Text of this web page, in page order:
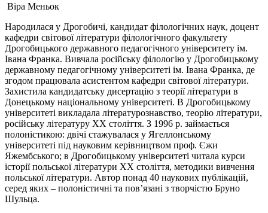
Віра Меньок
Народилася у Дрогобичі, кандидат філологічних наук, доцент
кафедри світової літератури філологічного факультету
Дрогобицького державного педагогічного університету ім.
Івана Франка. Вивчала російську філологію у Дрогобицькому
державному педагогічному університеті ім. Івана Франка, де
згодом працювала асистентом кафедри світової літератури.
Захистила кандидатську дисертацію з теорії літератури в
Донецькому національному університеті. В Дрогобицькому
університеті викладала літературознавство, теорію літератури,
російську літературу ХХ століття. З 1996 р. займається
полоністикою: двічі стажувалася у Ягеллонському
університеті під науковим керівництвом проф. Єжи
Яжембського; в Дрогобицькому університеті читала курси
історії польської літератури ХХ століття, методики вивчення
польської літератури. Автор понад 40 наукових публікацій,
серед яких – полоністичні та пов’язані з творчістю Бруно
Шульца.